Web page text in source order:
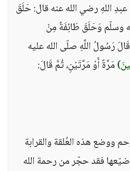
اللهِ رضي الله عنه قال: حَلَقَ
وسلّم وَحَلَقَ طَائِفَةٌ مِنْ
رَسُولُ اللَّهِ صلّى الله عليه
مَرَّةً أَوْ مَرَّتَيْنِ، ثُمَّ قَالَ:
ووضع هذه العُلقة والقرابة
ضيّعها فقد حجّر من رحمة الله